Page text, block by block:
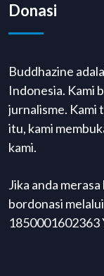
Donasi
Buddhazine
Indonesia. Kami
jurnalisme. Kami
itu, kami
kami.
Jika anda
bordonasi
1850001602363